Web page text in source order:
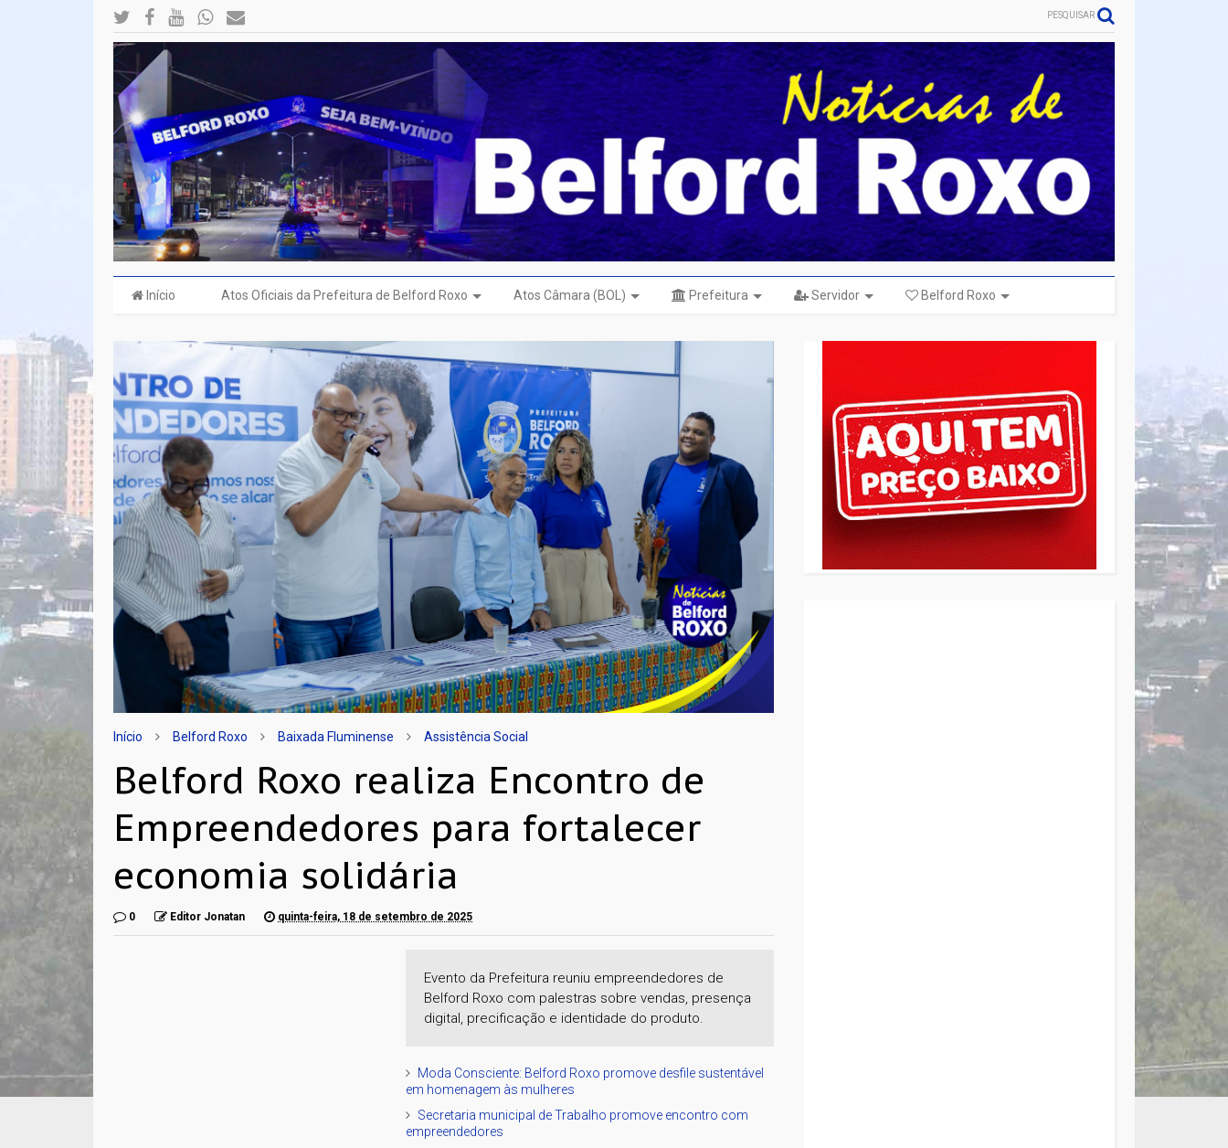
PESQUISAR
Início Atos Oficiais da Prefeitura de Belford Roxo Atos Câmara (BOL) Prefeitura Servidor Belford Roxo
Início Belford Roxo Baixada Fluminense Assistência Social
Belford Roxo realiza Encontro de
Empreendedores para fortalecer
economia solidária
0 Editor Jonatan quinta-feira, 18 de setembro de 2025
Evento da Prefeitura reuniu empreendedores de
Belford Roxo com palestras sobre vendas, presença
digital, precificação e identidade do produto.
Moda Consciente: Belford Roxo promove desfile sustentável
em homenagem às mulheres
Secretaria municipal de Trabalho promove encontro com
empreendedores